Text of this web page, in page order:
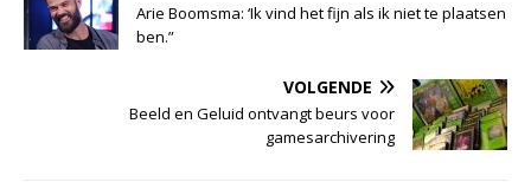
Arie Boomsma: ‘Ik vind het fijn als ik niet te plaatsen
ben.”
VOLGENDE
Beeld en Geluid ontvangt beurs voor
gamesarchivering